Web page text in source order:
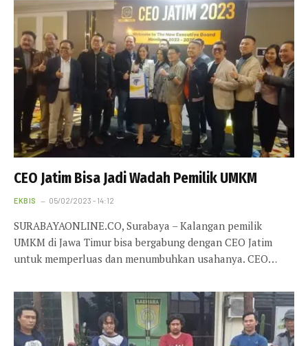
CEO Jatim Bisa Jadi Wadah Pemilik UMKM
EKBIS 05/02/2023 - 14:12
SURABAYAONLINE.CO, Surabaya – Kalangan pemilik
UMKM di Jawa Timur bisa bergabung dengan CEO Jatim
untuk memperluas dan menumbuhkan usahanya. CEO…